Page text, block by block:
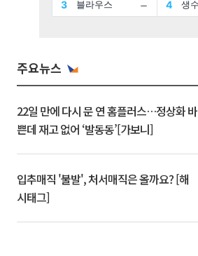
주요뉴스
22일 만에 다시 문 연 홈플러스…정상화 바
쁜데 재고 없어 ‘발동동’[가보니]
입추매직 '불발', 처서매직은 올까요? [해
시태그]